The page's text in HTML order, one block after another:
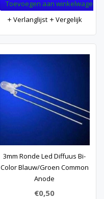
Toevoegen aan winkelwagen
Verlanglijst
Vergelijk
3mm Ronde Led Diffuus Bi-
Color Blauw/Groen Common
Anode
€0,50